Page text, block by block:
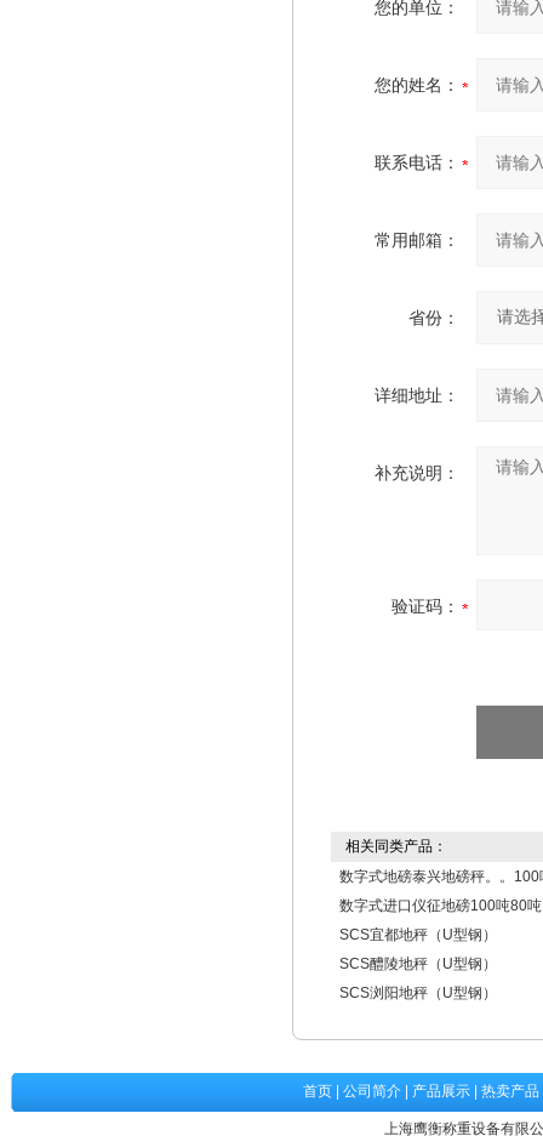
您的单位：
您的姓名：
联系电话：
常用邮箱：
省份：
详细地址：
补充说明：
验证码：
相关同类产品：
数字式地磅泰兴地磅秤。。
数字式进口仪征地磅100吨80
SCS宜都地秤（U型钢）
SCS醴陵地秤（U型钢）
SCS浏阳地秤（U型钢）
首页 公司简介 产品展示 热卖产品
上海鹰衡称重设备有限